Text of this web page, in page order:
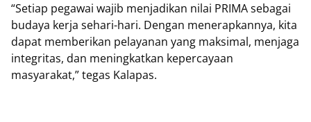
“Setiap pegawai wajib menjadikan nilai PRIMA sebagai
budaya kerja sehari-hari. Dengan menerapkannya, kita
dapat memberikan pelayanan yang maksimal, menjaga
integritas, dan meningkatkan kepercayaan
masyarakat,” tegas Kalapas.